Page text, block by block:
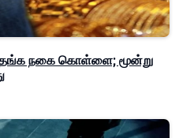
தங்க நகை கொள்ளை; மூன்று